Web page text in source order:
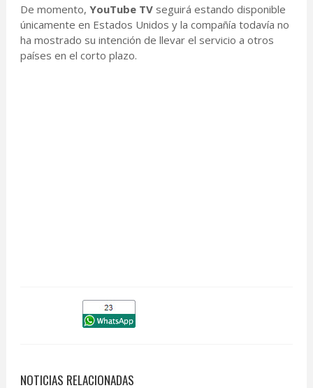
De momento, YouTube TVseguirá estando disponible
únicamente en Estados Unidos y la compañía todavía no
ha mostrado su intención de llevar el servicio a otros
países en el corto plazo.
NOTICIAS RELACIONADAS